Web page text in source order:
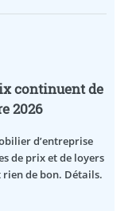
continuent de
2026
d’entreprise
de prix et de loyers
de bon. Détails.